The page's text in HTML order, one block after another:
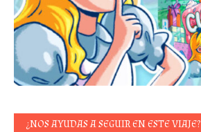
¿NOS AYUDAS A SEGUIR EN ESTE VIAJE?